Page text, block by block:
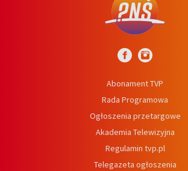
Abonament TVP
Rada Programowa
Ogłoszenia przetargowe
Akademia Telewizyjna
Regulamin tvp.pl
Telegazeta ogłoszenia